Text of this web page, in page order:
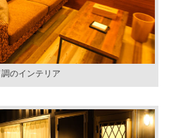
のインテリア